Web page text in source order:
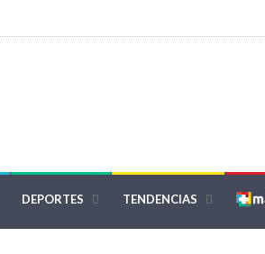
DEPORTES TENDENCIAS